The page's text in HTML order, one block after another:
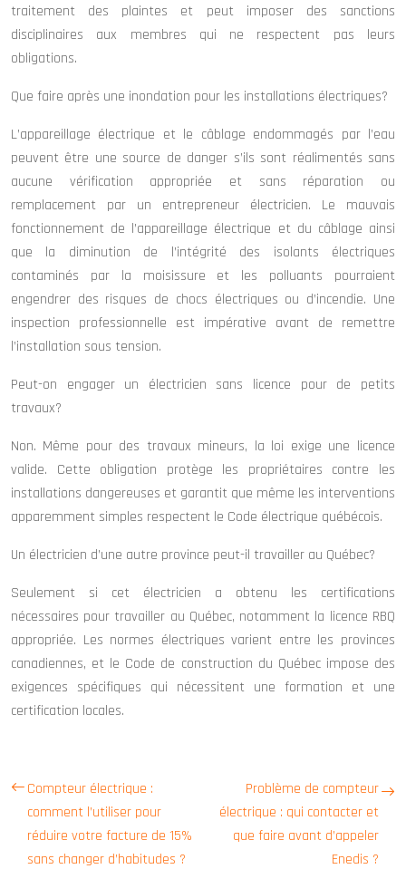
traitement des plaintes et peut imposer des sanctions
disciplinaires aux membres qui ne respectent pas leurs
obligations.
Que faire après une inondation pour les installations électriques?
L’appareillage électrique et le câblage endommagés par l’eau
peuvent être une source de danger s’ils sont réalimentés sans
aucune vérification appropriée et sans réparation ou
remplacement par un entrepreneur électricien. Le mauvais
fonctionnement de l’appareillage électrique et du câblage ainsi
que la diminution de l’intégrité des isolants électriques
contaminés par la moisissure et les polluants pourraient
engendrer des risques de chocs électriques ou d’incendie. Une
inspection professionnelle est impérative avant de remettre
l’installation sous tension.
Peut-on engager un électricien sans licence pour de petits
travaux?
Non. Même pour des travaux mineurs, la loi exige une licence
valide. Cette obligation protège les propriétaires contre les
installations dangereuses et garantit que même les interventions
apparemment simples respectent le Code électrique québécois.
Un électricien d’une autre province peut-il travailler au Québec?
Seulement si cet électricien a obtenu les certifications
nécessaires pour travailler au Québec, notamment la licence RBQ
appropriée. Les normes électriques varient entre les provinces
canadiennes, et le Code de construction du Québec impose des
exigences spécifiques qui nécessitent une formation et une
certification locales.
Compteur électrique :
comment l’utiliser pour
réduire votre facture de 15%
sans changer d’habitudes ?
Problème de compteur
électrique : qui contacter et
que faire avant d’appeler
Enedis ?